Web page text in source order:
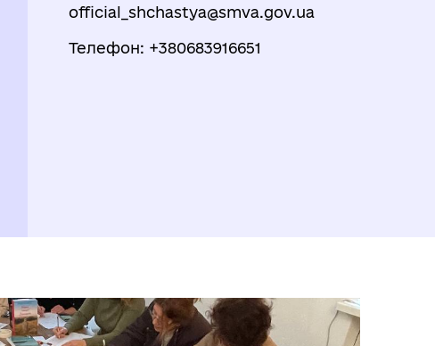
official_shchastya@smva.gov.ua
Телефон: +380683916651